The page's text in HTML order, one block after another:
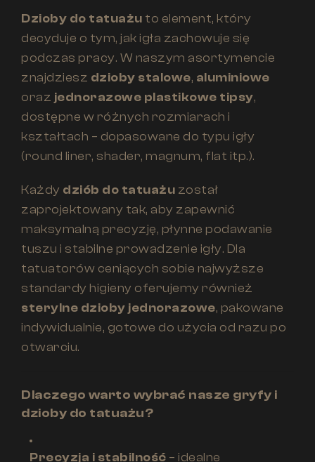
Dzioby do tatuażu to element, który
decyduje o tym, jak igła zachowuje się
podczas pracy. W naszym asortymencie
znajdziesz dzioby stalowe, aluminiowe
oraz jednorazowe plastikowe tipsy,
dostępne w różnych rozmiarach i
kształtach – dopasowane do typu igły
(round liner, shader, magnum, flat itp.).
Każdy dziób do tatuażu został
zaprojektowany tak, aby zapewnić
maksymalną precyzję, płynne podawanie
tuszu i stabilne prowadzenie igły. Dla
tatuatorów ceniących sobie najwyższe
standardy higieny oferujemy również
sterylne dzioby jednorazowe, pakowane
indywidualnie, gotowe do użycia od razu po
otwarciu.
Dlaczego warto wybrać nasze gryfy i
dzioby do tatuażu?
Precyzja i stabilność – idealne